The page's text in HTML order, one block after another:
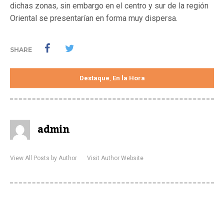
dichas zonas, sin embargo en el centro y sur de la región
Oriental se presentarían en forma muy dispersa.
SHARE
Destaque, En la Hora
admin
View All Posts by Author Visit Author Website